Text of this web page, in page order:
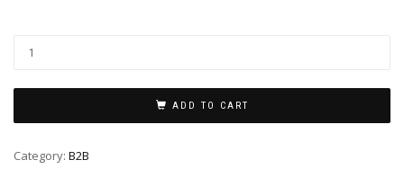
ADD TO CART
Category: B2B